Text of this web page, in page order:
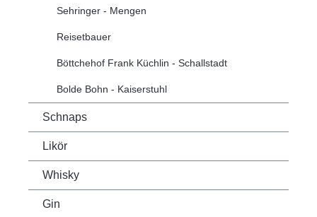
Sehringer - Mengen
Reisetbauer
Böttchehof Frank Küchlin - Schallstadt
Bolde Bohn - Kaiserstuhl
Schnaps
Likör
Whisky
Gin